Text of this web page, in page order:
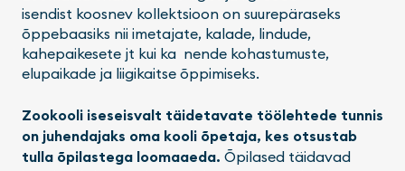
isendist koosnev kollektsioon on suurepäraseks
õppebaasiks nii imetajate, kalade, lindude,
kahepaikesete jt kui ka nende kohastumuste,
elupaikade ja liigikaitse õppimiseks.
Zookooli iseseisvalt täidetavate töölehtede tunnis
on juhendajaks oma kooli õpetaja, kes otsustab
tulla õpilastega loomaaeda. Õpilased täidavad